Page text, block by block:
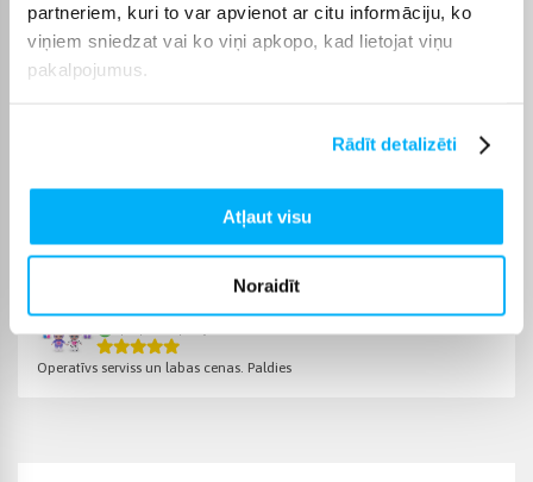
partneriem, kuri to var apvienot ar citu informāciju, ko
viņiem sniedzat vai ko viņi apkopo, kad lietojat viņu
pakalpojumus.
Rādīt detalizēti
Atļaut visu
Noraidīt
Bigbox
Iegādājoties lelles, Bigbox piedāvā iespēju izmantot
bezprocentu nomaksu līdz 6 mēnešiem. Pārbaudiet pie katra
Pircēju atsauksmes par precēm
Laura G.
Operatīvs serviss un labas cenas. Paldies